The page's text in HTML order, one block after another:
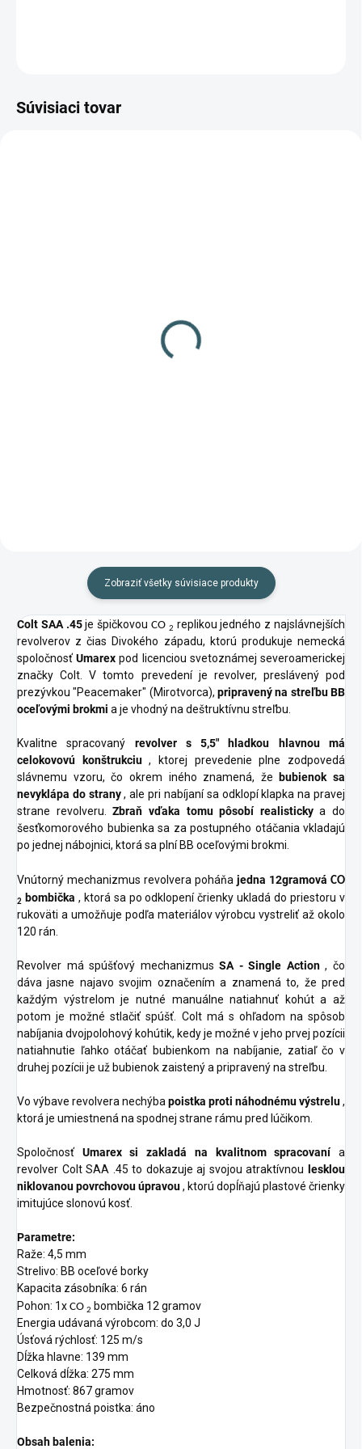
Súvisiaci tovar
Zobraziť všetky súvisiace produkty
Colt SAA .45je špičkovouCO 2 replikou jedného z najslávnejších
revolverov z čias Divokého západu, ktorú produkuje nemecká
spoločnosťUmarex pod licenciou svetoznámej severoamerickej
značky Colt. V tomto prevedení je revolver, preslávený pod
prezývkou "Peacemaker" (Mirotvorca), pripravený na streľbu BB
oceľovými brokmi a je vhodný na deštruktívnu streľbu.
Kvalitne spracovaný revolver s 5,5" hladkou hlavnou má
celokovovú konštrukciu, ktorej prevedenie plne zodpovedá
slávnemu vzoru, čo okrem iného znamená, že
bubienok sa
nevyklápa do strany, ale pri nabíjaní sa odklopí klapka na pravej
strane revolveru.Zbraň vďaka tomu pôsobí realistickya do
šesťkomorového bubienka sa za postupného otáčania vkladajú
po jednej nábojnici, ktorá sa plní BB oceľovými brokmi.
Vnútorný mechanizmus revolvera poháňa jedna 12gramová CO
2 bombička , ktorá sa po odklopení črienky ukladá do priestoru v
rukoväti a umožňuje podľa materiálov výrobcu vystreliť až okolo
120 rán.
Revolver má spúšťový mechanizmusSA - Single Action, čo
dáva jasne najavo svojim označením a znamená to, že pred
každým výstrelom je nutné manuálne natiahnuť kohút a až
potom je možné stlačiť spúšť. Colt má s ohľadom na spôsob
nabíjania dvojpolohový kohútik, kedy je možné v jeho prvej pozícii
natiahnutie ľahko otáčať bubienkom na nabíjanie, zatiaľ čo v
druhej pozícii je už bubienok zaistený a pripravený na streľbu.
Vo výbave revolvera nechýba poistka proti náhodnému výstrelu,
ktorá je umiestnená na spodnej strane rámu pred lúčikom.
Spoločnosť Umarex si zakladá na kvalitnom spracovanía
revolver Colt SAA .45 to dokazuje aj svojou atraktívnou
lesklou
niklovanou povrchovou úpravou, ktorú dopĺňajú plastové črienky
imitujúce slonovú kosť.
Parametre:
Raže: 4,5 mm
Strelivo: BB oceľové borky
Kapacita zásobníka: 6 rán
Pohon: 1x CO 2 bombička 12 gramov
Energia udávaná výrobcom: do 3,0 J
Úsťová rýchlosť: 125 m/s
Dĺžka hlavne: 139 mm
Celková dĺžka: 275 mm
Hmotnosť: 867 gramov
Bezpečnostná poistka: áno
Obsah balenia: